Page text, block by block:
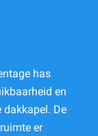
has
en
dakkapel. De
er